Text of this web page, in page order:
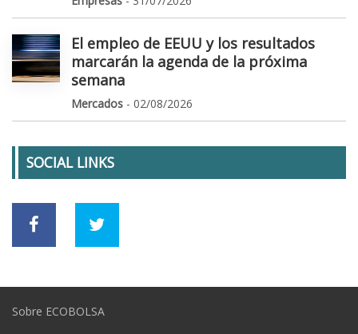
El empleo de EEUU y los resultados
marcarán la agenda de la próxima
semana
Mercados - 02/08/2026
SOCIAL LINKS
Sobre ECOBOLSA